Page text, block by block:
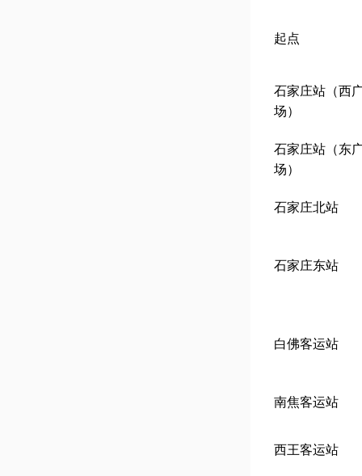
起点
石家庄站（西
场）
石家庄站（东
场）
石家庄北站
石家庄东站
白佛客运站
南焦客运站
西王客运站